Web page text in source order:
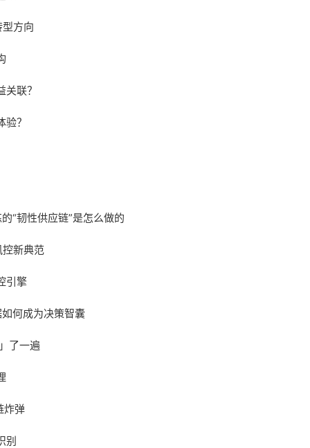
方向
联？
？
“韧性供应链”是怎么做的
新典范
引擎
何成为决策智囊
了一遍
炸弹
别